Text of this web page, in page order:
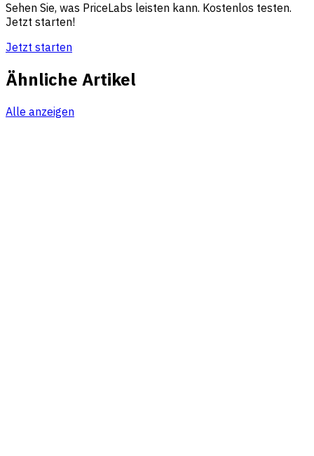
Sehen Sie, was PriceLabs leisten kann. Kostenlos testen.
Jetzt starten!
Jetzt starten
Ähnliche Artikel
Alle anzeigen